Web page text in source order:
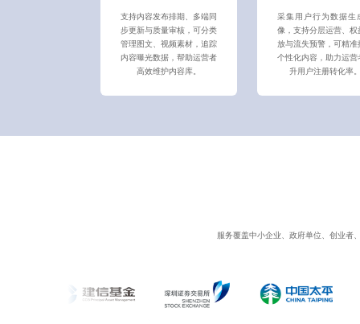
支持内容发布排期、多端同
步更新与质量审核，可分类
管理图文、视频素材，追踪
内容曝光数据，帮助运营者
高效维护内容库。
采集用户行为数据生
像，支持分层运营、权
放与流失预警，可精准
个性化内容，助力运营
升用户注册转化率
服务覆盖中小企业、政府单位、创业者